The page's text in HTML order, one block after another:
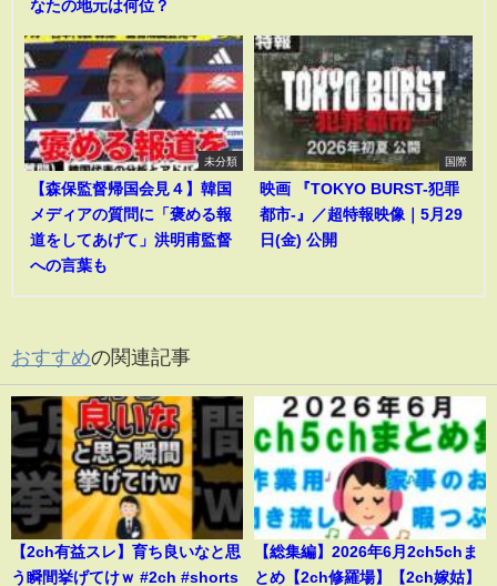
なたの地元は何位？
未分類
【森保監督帰国会見４】韓国
メディアの質問に「褒める報
道をしてあげて」洪明甫監督
への言葉も
国際
映画 『TOKYO BURST-犯罪
都市-』／超特報映像｜5月29
日(金) 公開
おすすめの関連記事
【2ch有益スレ】育ち良いなと思
う瞬間挙げてけｗ #2ch #shorts
【総集編】2026年6月2ch5chま
とめ【2ch修羅場】【2ch嫁姑】